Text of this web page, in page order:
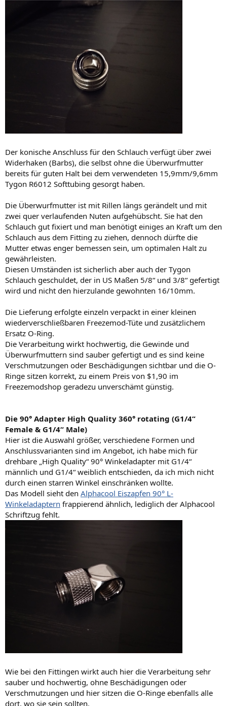
Der konische Anschluss für den Schlauch verfügt über zwei
Widerhaken (Barbs), die selbst ohne die Überwurfmutter
bereits für guten Halt bei dem verwendeten 15,9mm/9,6mm
Tygon R6012 Softtubing gesorgt haben.
Die Überwurfmutter ist mit Rillen längs gerändelt und mit
zwei quer verlaufenden Nuten aufgehübscht. Sie hat den
Schlauch gut fixiert und man benötigt einiges an Kraft um den
Schlauch aus dem Fitting zu ziehen, dennoch dürfte die
Mutter etwas enger bemessen sein, um optimalen Halt zu
gewährleisten.
Diesen Umständen ist sicherlich aber auch der Tygon
Schlauch geschuldet, der in US Maßen 5/8“ und 3/8“ gefertigt
wird und nicht den hierzulande gewohnten 16/10mm.
Die Lieferung erfolgte einzeln verpackt in einer kleinen
wiederverschließbaren Freezemod-Tüte und zusätzlichem
Ersatz O-Ring.
Die Verarbeitung wirkt hochwertig, die Gewinde und
Überwurfmuttern sind sauber gefertigt und es sind keine
Verschmutzungen oder Beschädigungen sichtbar und die O-
Ringe sitzen korrekt, zu einem Preis von $1,90 im
Freezemodshop geradezu unverschämt günstig.
Die 90° Adapter High Quality 360° rotating (G1/4“
Female & G1/4“ Male)
Hier ist die Auswahl größer, verschiedene Formen und
Anschlussvarianten sind im Angebot, ich habe mich für
drehbare „High Quality“ 90° Winkeladapter mit G1/4“
männlich und G1/4“ weiblich entschieden, da ich mich nicht
durch einen starren Winkel einschränken wollte.
Das Modell sieht den Alphacool Eiszapfen 90° L-
Winkeladaptern frappierend ähnlich, lediglich der Alphacool
Schriftzug fehlt.
Wie bei den Fittingen wirkt auch hier die Verarbeitung sehr
sauber und hochwertig, ohne Beschädigungen oder
Verschmutzungen und hier sitzen die O-Ringe ebenfalls alle
dort, wo sie sein sollten.